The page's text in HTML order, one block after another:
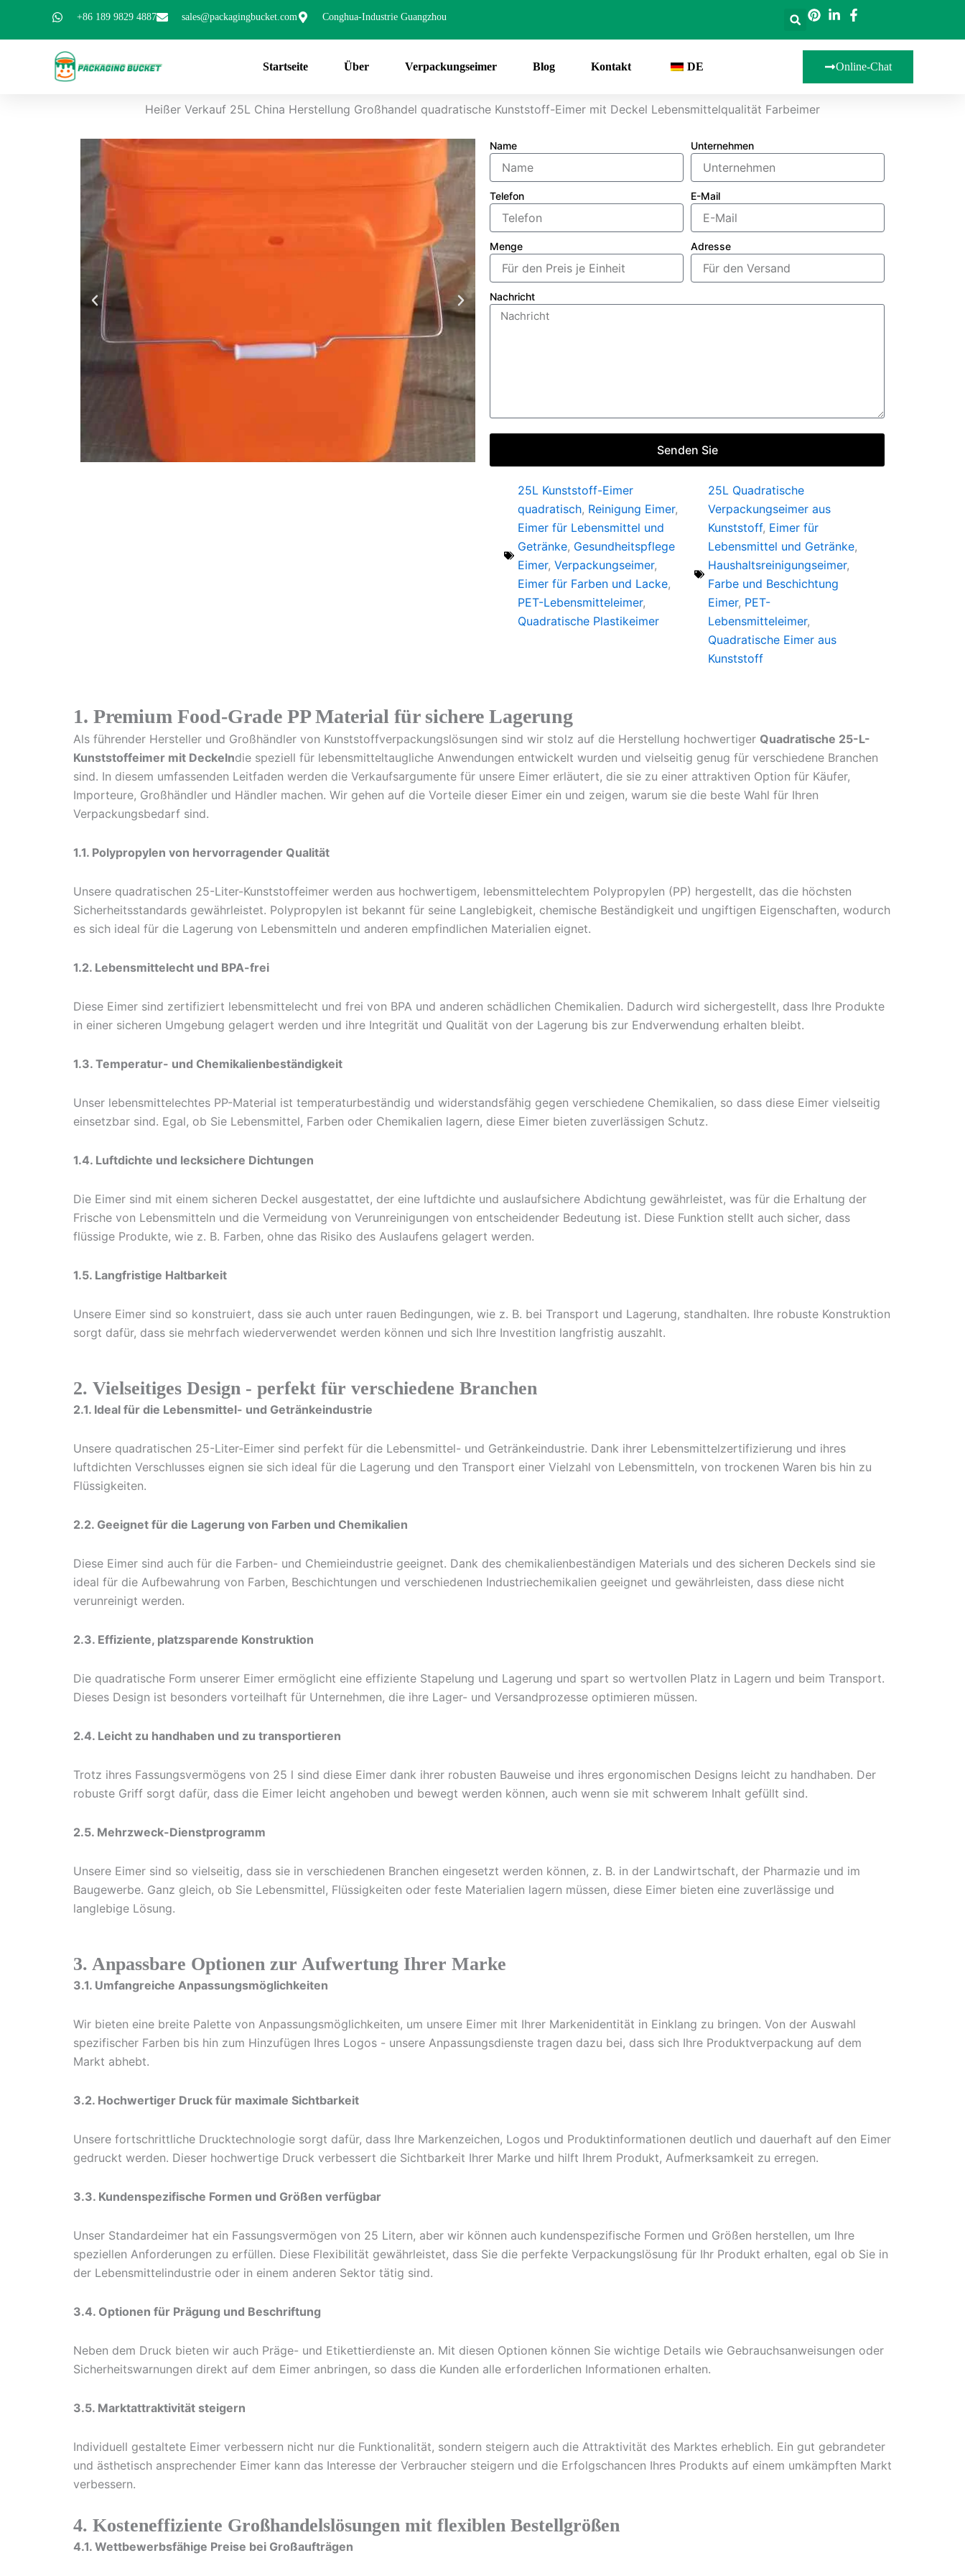
+86 189 9829 4887 sales@packagingbucket.com Conghua-Industrie Guangzhou
Startseite Über Verpackungseimer Blog Kontakt DE Online-Chat
Heißer Verkauf 25L China Herstellung Großhandel quadratische Kunststoff-Eimer mit Deckel Lebensmittelqualität Farbeimer
Name Unternehmen
Telefon E-Mail
Menge Adresse
Nachricht
Senden Sie
25L Kunststoff-Eimer
quadratisch, Reinigung Eimer,
Eimer für Lebensmittel und
Getränke, Gesundheitspflege
Eimer, Verpackungseimer,
Eimer für Farben und Lacke,
PET-Lebensmitteleimer,
Quadratische Plastikeimer
25L Quadratische
Verpackungseimer aus
Kunststoff, Eimer für
Lebensmittel und Getränke,
Haushaltsreinigungseimer,
Farbe und Beschichtung
Eimer, PET-
Lebensmitteleimer,
Quadratische Eimer aus
Kunststoff
1. Premium Food-Grade PP Material für sichere Lagerung
Als führender Hersteller und Großhändler von Kunststoffverpackungslösungen sind wir stolz auf die Herstellung hochwertiger Quadratische 25-L-
Kunststoffeimer mit Deckelndie speziell für lebensmitteltaugliche Anwendungen entwickelt wurden und vielseitig genug für verschiedene Branchen
sind. In diesem umfassenden Leitfaden werden die Verkaufsargumente für unsere Eimer erläutert, die sie zu einer attraktiven Option für Käufer,
Importeure, Großhändler und Händler machen. Wir gehen auf die Vorteile dieser Eimer ein und zeigen, warum sie die beste Wahl für Ihren
Verpackungsbedarf sind.
1.1. Polypropylen von hervorragender Qualität
Unsere quadratischen 25-Liter-Kunststoffeimer werden aus hochwertigem, lebensmittelechtem Polypropylen (PP) hergestellt, das die höchsten
Sicherheitsstandards gewährleistet. Polypropylen ist bekannt für seine Langlebigkeit, chemische Beständigkeit und ungiftigen Eigenschaften, wodurch
es sich ideal für die Lagerung von Lebensmitteln und anderen empfindlichen Materialien eignet.
1.2. Lebensmittelecht und BPA-frei
Diese Eimer sind zertifiziert lebensmittelecht und frei von BPA und anderen schädlichen Chemikalien. Dadurch wird sichergestellt, dass Ihre Produkte
in einer sicheren Umgebung gelagert werden und ihre Integrität und Qualität von der Lagerung bis zur Endverwendung erhalten bleibt.
1.3. Temperatur- und Chemikalienbeständigkeit
Unser lebensmittelechtes PP-Material ist temperaturbeständig und widerstandsfähig gegen verschiedene Chemikalien, so dass diese Eimer vielseitig
einsetzbar sind. Egal, ob Sie Lebensmittel, Farben oder Chemikalien lagern, diese Eimer bieten zuverlässigen Schutz.
1.4. Luftdichte und lecksichere Dichtungen
Die Eimer sind mit einem sicheren Deckel ausgestattet, der eine luftdichte und auslaufsichere Abdichtung gewährleistet, was für die Erhaltung der
Frische von Lebensmitteln und die Vermeidung von Verunreinigungen von entscheidender Bedeutung ist. Diese Funktion stellt auch sicher, dass
flüssige Produkte, wie z. B. Farben, ohne das Risiko des Auslaufens gelagert werden.
1.5. Langfristige Haltbarkeit
Unsere Eimer sind so konstruiert, dass sie auch unter rauen Bedingungen, wie z. B. bei Transport und Lagerung, standhalten. Ihre robuste Konstruktion
sorgt dafür, dass sie mehrfach wiederverwendet werden können und sich Ihre Investition langfristig auszahlt.
2. Vielseitiges Design - perfekt für verschiedene Branchen
2.1. Ideal für die Lebensmittel- und Getränkeindustrie
Unsere quadratischen 25-Liter-Eimer sind perfekt für die Lebensmittel- und Getränkeindustrie. Dank ihrer Lebensmittelzertifizierung und ihres
luftdichten Verschlusses eignen sie sich ideal für die Lagerung und den Transport einer Vielzahl von Lebensmitteln, von trockenen Waren bis hin zu
Flüssigkeiten.
2.2. Geeignet für die Lagerung von Farben und Chemikalien
Diese Eimer sind auch für die Farben- und Chemieindustrie geeignet. Dank des chemikalienbeständigen Materials und des sicheren Deckels sind sie
ideal für die Aufbewahrung von Farben, Beschichtungen und verschiedenen Industriechemikalien geeignet und gewährleisten, dass diese nicht
verunreinigt werden.
2.3. Effiziente, platzsparende Konstruktion
Die quadratische Form unserer Eimer ermöglicht eine effiziente Stapelung und Lagerung und spart so wertvollen Platz in Lagern und beim Transport.
Dieses Design ist besonders vorteilhaft für Unternehmen, die ihre Lager- und Versandprozesse optimieren müssen.
2.4. Leicht zu handhaben und zu transportieren
Trotz ihres Fassungsvermögens von 25 l sind diese Eimer dank ihrer robusten Bauweise und ihres ergonomischen Designs leicht zu handhaben. Der
robuste Griff sorgt dafür, dass die Eimer leicht angehoben und bewegt werden können, auch wenn sie mit schwerem Inhalt gefüllt sind.
2.5. Mehrzweck-Dienstprogramm
Unsere Eimer sind so vielseitig, dass sie in verschiedenen Branchen eingesetzt werden können, z. B. in der Landwirtschaft, der Pharmazie und im
Baugewerbe. Ganz gleich, ob Sie Lebensmittel, Flüssigkeiten oder feste Materialien lagern müssen, diese Eimer bieten eine zuverlässige und
langlebige Lösung.
3. Anpassbare Optionen zur Aufwertung Ihrer Marke
3.1. Umfangreiche Anpassungsmöglichkeiten
Wir bieten eine breite Palette von Anpassungsmöglichkeiten, um unsere Eimer mit Ihrer Markenidentität in Einklang zu bringen. Von der Auswahl
spezifischer Farben bis hin zum Hinzufügen Ihres Logos - unsere Anpassungsdienste tragen dazu bei, dass sich Ihre Produktverpackung auf dem
Markt abhebt.
3.2. Hochwertiger Druck für maximale Sichtbarkeit
Unsere fortschrittliche Drucktechnologie sorgt dafür, dass Ihre Markenzeichen, Logos und Produktinformationen deutlich und dauerhaft auf den Eimer
gedruckt werden. Dieser hochwertige Druck verbessert die Sichtbarkeit Ihrer Marke und hilft Ihrem Produkt, Aufmerksamkeit zu erregen.
3.3. Kundenspezifische Formen und Größen verfügbar
Unser Standardeimer hat ein Fassungsvermögen von 25 Litern, aber wir können auch kundenspezifische Formen und Größen herstellen, um Ihre
speziellen Anforderungen zu erfüllen. Diese Flexibilität gewährleistet, dass Sie die perfekte Verpackungslösung für Ihr Produkt erhalten, egal ob Sie in
der Lebensmittelindustrie oder in einem anderen Sektor tätig sind.
3.4. Optionen für Prägung und Beschriftung
Neben dem Druck bieten wir auch Präge- und Etikettierdienste an. Mit diesen Optionen können Sie wichtige Details wie Gebrauchsanweisungen oder
Sicherheitswarnungen direkt auf dem Eimer anbringen, so dass die Kunden alle erforderlichen Informationen erhalten.
3.5. Marktattraktivität steigern
Individuell gestaltete Eimer verbessern nicht nur die Funktionalität, sondern steigern auch die Attraktivität des Marktes erheblich. Ein gut gebrandeter
und ästhetisch ansprechender Eimer kann das Interesse der Verbraucher steigern und die Erfolgschancen Ihres Produkts auf einem umkämpften Markt
verbessern.
4. Kosteneffiziente Großhandelslösungen mit flexiblen Bestellgrößen
4.1. Wettbewerbsfähige Preise bei Großaufträgen